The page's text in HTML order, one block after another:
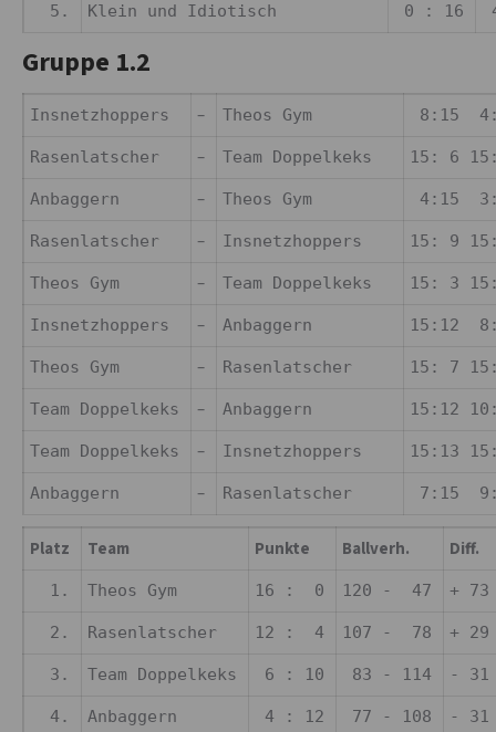
5. Klein und Idiotisch 0 : 16
Gruppe 1.2
Insnetzhoppers – Theos Gym 8:15
Rasenlatscher – Team Doppelkeks 15: 6
Anbaggern – Theos Gym 4:15
Rasenlatscher – Insnetzhoppers 15: 9
Theos Gym – Team Doppelkeks 15: 3
Insnetzhoppers – Anbaggern 15:12
Theos Gym – Rasenlatscher 15: 7
Team Doppelkeks – Anbaggern 15:12
Team Doppelkeks – Insnetzhoppers 15:13
Anbaggern – Rasenlatscher 7:15
Platz Team Punkte Ballverh. Diff.
1. Theos Gym 16 : 0 120 - 47 + 73
2. Rasenlatscher 12 : 4 107 - 78 + 29
3. Team Doppelkeks 6 : 10 83 - 114 - 31
4. Anbaggern 4 : 12 77 - 108 - 31